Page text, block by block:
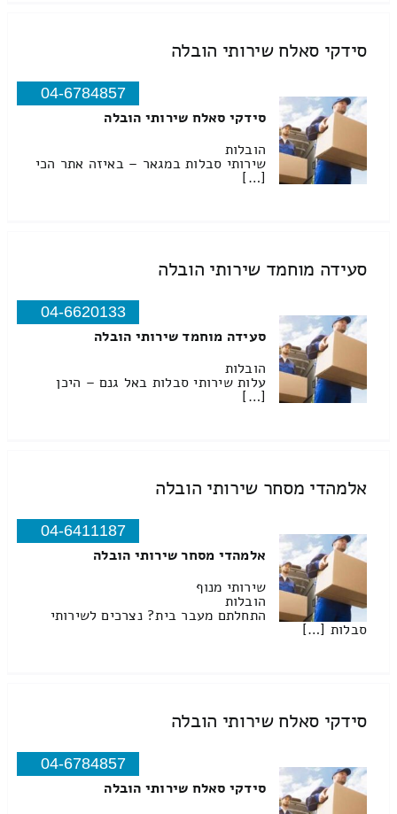
סידקי סאלח שירותי הובלה
04-6784857
סידקי סאלח שירותי הובלה
הובלות
שירותי סבלות במגאר – באיזה אתר הכי
[…]
סעידה מוחמד שירותי הובלה
04-6620133
סעידה מוחמד שירותי הובלה
הובלות
עלות שירותי סבלות באל גנם – היכן
[…]
אלמהדי מסחר שירותי הובלה
04-6411187
אלמהדי מסחר שירותי הובלה
שירותי מנוף
הובלות
התחלתם מעבר בית? נצרכים לשירותי
סבלות […]
סידקי סאלח שירותי הובלה
04-6784857
סידקי סאלח שירותי הובלה